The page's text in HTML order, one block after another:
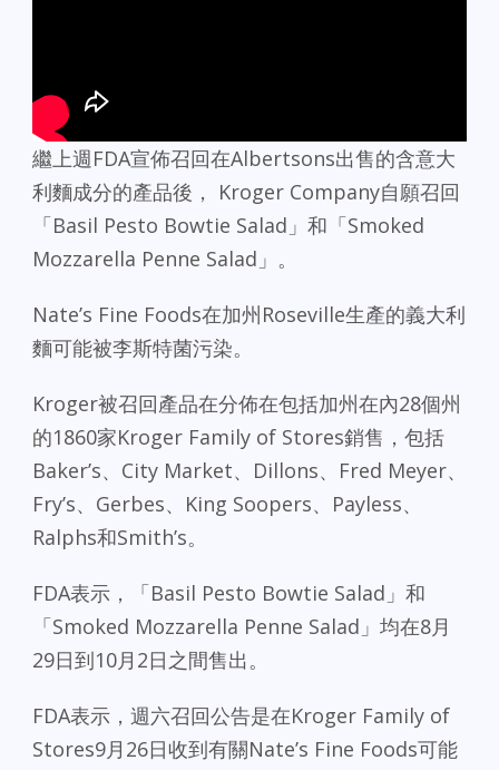
繼上週FDA宣佈召回在Albertsons出售的含意大
利麵成分的產品後， Kroger Company自願召回
「Basil Pesto Bowtie Salad」和「Smoked
Mozzarella Penne Salad」。
Nate’s Fine Foods在加州Roseville生產的義大利
麵可能被李斯特菌污染。
Kroger被召回產品在分佈在包括加州在內28個州
的1860家Kroger Family of Stores銷售，包括
Baker’s、City Market、Dillons、Fred Meyer、
Fry’s、Gerbes、King Soopers、Payless、
Ralphs和Smith’s。
FDA表示，「Basil Pesto Bowtie Salad」和
「Smoked Mozzarella Penne Salad」均在8月
29日到10月2日之間售出。
FDA表示，週六召回公告是在Kroger Family of
Stores9月26日收到有關Nate’s Fine Foods可能